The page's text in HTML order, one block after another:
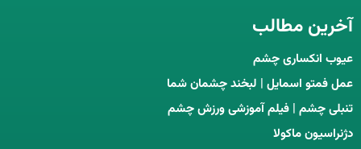
آخرین مطالب
عیوب انکساری چشم
عمل فمتو اسمایل | لبخند چشمان شما
تنبلی چشم | فیلم آموزشی ورزش چشم
دژنراسیون ماکولا